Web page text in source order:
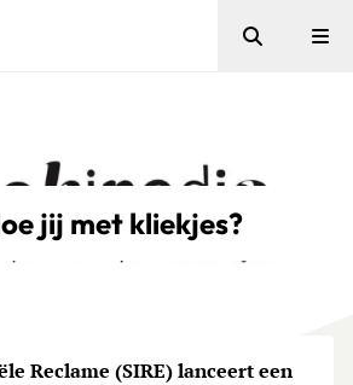
Zoeken
jij met kliekjes?
Reclame (SIRE) lanceert een